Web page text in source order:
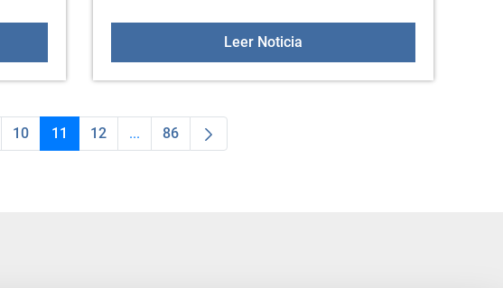
Leer Noticia
intermedias Use TAB para desplazarse.
Página
10 Página
11 Página
12 ...Páginas intermedias Use TAB para desplazarse.
Página
86